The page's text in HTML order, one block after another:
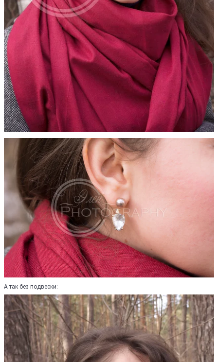
А так без подвески: